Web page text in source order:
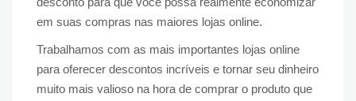
em suas compras nas maiores lojas online.
Trabalhamos com as mais importantes lojas online
para oferecer descontos incríveis e tornar seu dinheiro
muito mais valioso na hora de comprar o produto que